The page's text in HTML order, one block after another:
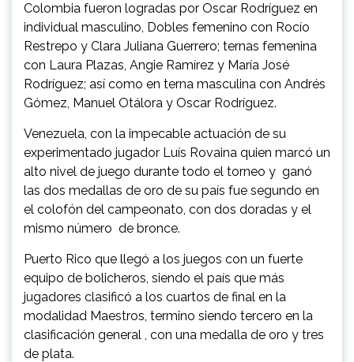
Colombia fueron logradas por Oscar Rodríguez en
individual masculino, Dobles femenino con Rocío
Restrepo y Clara Juliana Guerrero; ternas femenina
con Laura Plazas, Angie Ramírez y María José
Rodríguez; así como en terna masculina con Andrés
Gómez, Manuel Otálora y Oscar Rodríguez.
Venezuela, con la impecable actuación de su
experimentado jugador Luís Rovaina quien marcó un
alto nivel de juego durante todo el torneo y ganó
las dos medallas de oro de su país fue segundo en
el colofón del campeonato, con dos doradas y el
mismo número de bronce.
Puerto Rico que llegó a los juegos con un fuerte
equipo de bolicheros, siendo el país que más
jugadores clasificó a los cuartos de final en la
modalidad Maestros, termino siendo tercero en la
clasificación general , con una medalla de oro y tres
de plata.